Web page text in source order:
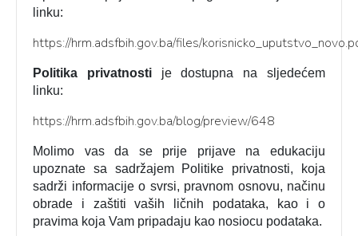
linku:
https://hrm.adsfbih.gov.ba/files/
Politika privatnostije dostupna na sljedećem
linku:
https://hrm.adsfbih.gov.ba/blog/preview/648
Molimo vas da se prije prijave na edukaciju
upoznate sa sadržajem Politike privatnosti, koja
sadrži informacije o svrsi, pravnom osnovu, načinu
obrade i zaštiti vaših ličnih podataka, kao i o
pravima koja Vam pripadaju kao nosiocu podataka.